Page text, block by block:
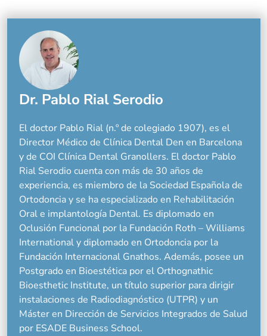
Dr. Pablo Rial Serodio
El doctor Pablo Rial (n.º de colegiado 1907), es el
Director Médico de Clínica Dental Den en Barcelona
y de COI Clínica Dental Granollers. El doctor Pablo
Rial Serodio cuenta con más de 30 años de
experiencia, es miembro de la Sociedad Española de
Ortodoncia y se ha especializado en Rehabilitación
Oral e implantología Dental. Es diplomado en
Oclusión Funcional por la Fundación Roth – Williams
International y diplomado en Ortodoncia por la
Fundación Internacional Gnathos. Además, posee un
Postgrado en Bioestética por el Orthognathic
Bioesthetic Institute, un título superior para dirigir
instalaciones de Radiodiagnóstico (UTPR) y un
Máster en Dirección de Servicios Integrados de Salud
por ESADE Business School.